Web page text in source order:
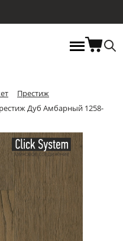
Престиж
Дуб Амбарный 1258-